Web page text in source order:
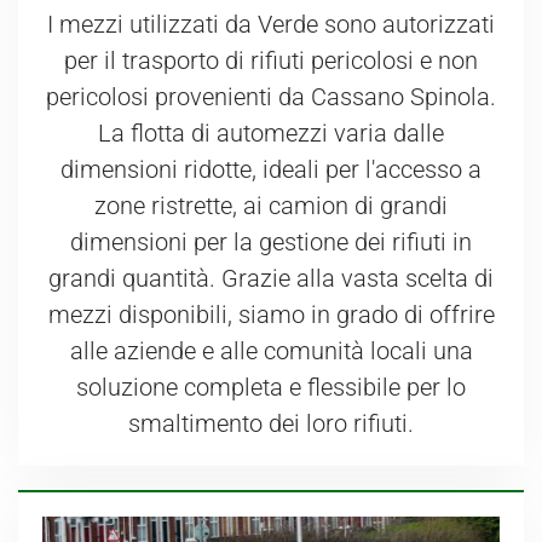
I mezzi utilizzati da Verde sono autorizzati
per il trasporto di rifiuti pericolosi e non
pericolosi provenienti da Cassano Spinola.
La flotta di automezzi varia dalle
dimensioni ridotte, ideali per l'accesso a
zone ristrette, ai camion di grandi
dimensioni per la gestione dei rifiuti in
grandi quantità. Grazie alla vasta scelta di
mezzi disponibili, siamo in grado di offrire
alle aziende e alle comunità locali una
soluzione completa e flessibile per lo
smaltimento dei loro rifiuti.